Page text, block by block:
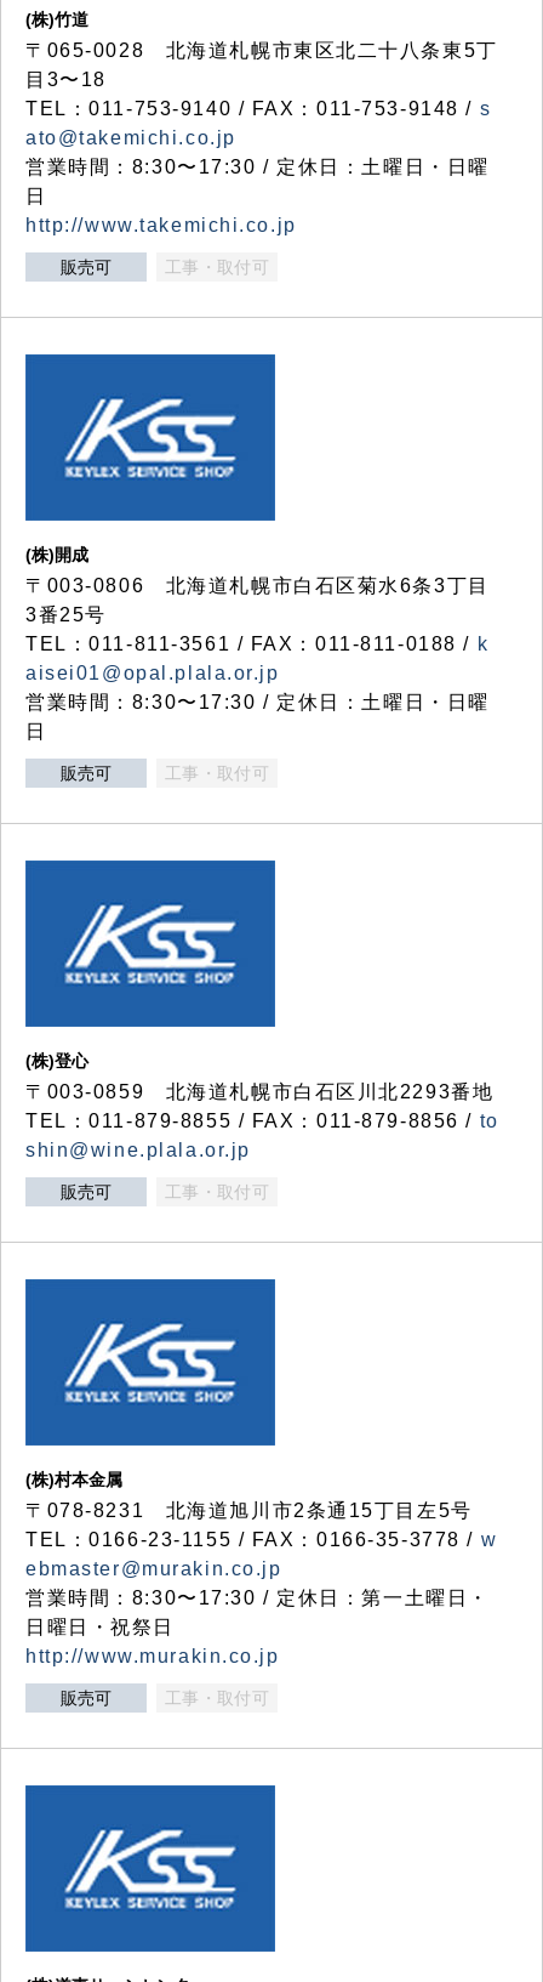
(株)竹道
〒065-0028 北海道札幌市東区北二十八条東5丁
目3〜18
TEL：011-753-9140 / FAX：011-753-9148 / s
ato@takemichi.co.jp
営業時間：8:30〜17:30 / 定休日：土曜日・日曜
日
http://www.takemichi.co.jp
販売可 工事・取付可
(株)開成
〒003-0806 北海道札幌市白石区菊水6条3丁目
3番25号
TEL：011-811-3561 / FAX：011-811-0188 / k
aisei01@opal.plala.or.jp
営業時間：8:30〜17:30 / 定休日：土曜日・日曜
日
販売可 工事・取付可
(株)登心
〒003-0859 北海道札幌市白石区川北2293番地
TEL：011-879-8855 / FAX：011-879-8856 / to
shin@wine.plala.or.jp
販売可 工事・取付可
(株)村本金属
〒078-8231 北海道旭川市2条通15丁目左5号
TEL：0166-23-1155 / FAX：0166-35-3778 / w
ebmaster@murakin.co.jp
営業時間：8:30〜17:30 / 定休日：第一土曜日・
日曜日・祝祭日
http://www.murakin.co.jp
販売可 工事・取付可